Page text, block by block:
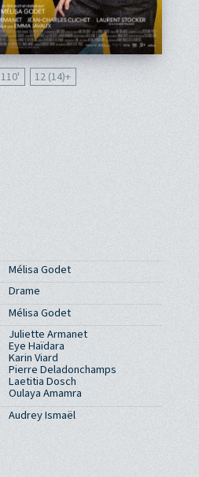
110' 12 (14)
Mélisa Godet
Drame
Mélisa Godet
Juliette Armanet
Eye Haïdara
Karin Viard
Pierre Deladonchamps
Laetitia Dosch
Oulaya Amamra
Audrey Ismaël